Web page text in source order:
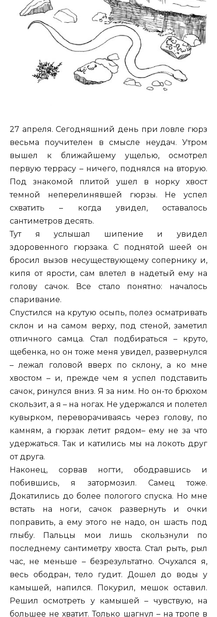
27 апреля. Сегодняшний день при ловле гюрз
весьма поучителен в смысле неудач. Утром
вышел к ближайшему ущелью, осмотрел
первую террасу – ничего, поднялся на вторую.
Под знакомой плитой ушел в норку хвост
темной неперелинявшей гюрзы. Не успел
схватить – когда увидел, оставалось
сантиметров десять.
Тут я услышал шипение и увидел
здоровенного гюрзака. С поднятой шеей он
бросил вызов несуществующему сопернику и,
кипя от ярости, сам влетел в надетый ему на
голову сачок. Все стало понятно: началось
спаривание.
Спустился на крутую осыпь, полез осматривать
склон и на самом верху, под стеной, заметил
отличного самца. Стал подбираться – круто,
щебенка, но он тоже меня увидел, развернулся
– лежал головой вверх по склону, а ко мне
хвостом – и, прежде чем я успел подставить
сачок, ринулся вниз. Я за ним. Но он-то брюхом
скользит, а я – на ногах. Не удержался и полетел
кувырком, переворачиваясь через голову, по
камням, а гюрзак летит рядом– ему не за что
удержаться. Так и катились мы на локоть друг
от друга.
Наконец, сорвав ногти, ободравшись и
побившись, я затормозил. Самец тоже.
Докатились до более пологого спуска. Но мне
встать на ноги, сачок развернуть и очки
поправить, а ему этого не надо, он шасть под
глыбу. Пальцы мои лишь скользнули по
последнему сантиметру хвоста. Стал рыть, рыл
час, не меньше – безрезультатно. Очухался я,
весь ободран, тело гудит. Дошел до воды у
камышей, напился. Покурил, мешок оставил.
Решил осмотреть у камышей – чувствую, на
большее не хватит. Только шагнул – на тропе в